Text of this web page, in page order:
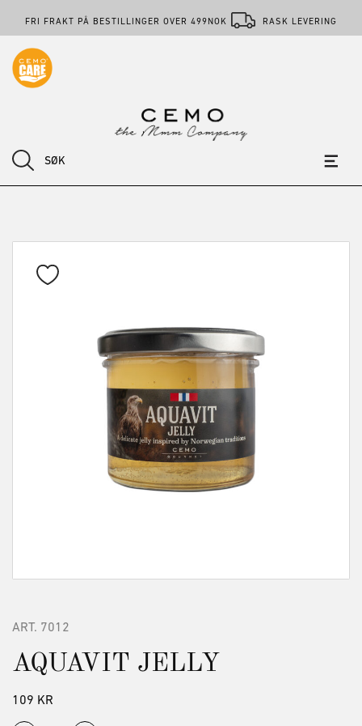
FRI FRAKT PÅ BESTILLINGER OVER 499NOK RASK LEVERING
ART. 7012
AQUAVIT JELLY
109 KR